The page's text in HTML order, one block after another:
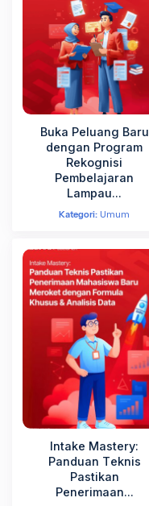
Buka Peluang Baru
dengan Program
Rekognisi
Pembelajaran
Lampau...
Kategori: Umum
Intake Mastery:
Panduan Teknis
Pastikan
Penerimaan...